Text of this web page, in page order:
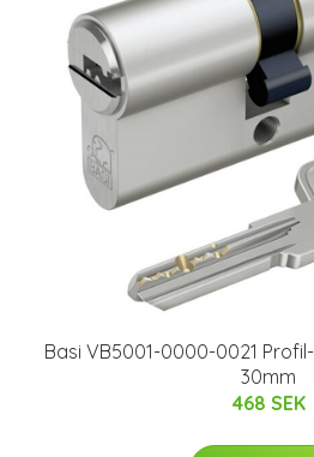
Basi VB5001-0000-0021
30mm
468 SEK